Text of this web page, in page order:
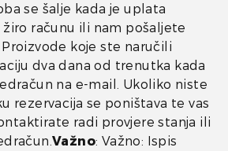
se šalje kada je uplata
računu ili nam pošaljete
koje ste naručili
dva dana od trenutka kada
na e-mail. Ukoliko niste
rezervacija se poništava te vas
radi provjere stanja ili
Važno: Važno: Ispis